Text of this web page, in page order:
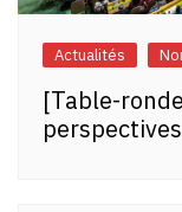
Actualités
[Table-